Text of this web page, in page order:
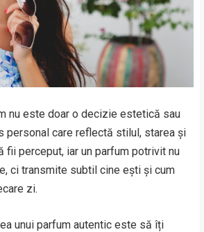
nu este doar o decizie estetică sau
personal care reflectă stilul, starea și
fii perceput, iar un parfum potrivit nu
ci transmite subtil cine ești și cum
zi.
unui parfum autentic este să îți